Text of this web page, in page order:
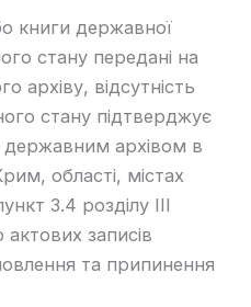
книги державної
стану передані на
архіву, відсутність
стану підтверджує
державним архівом в
області, містах
3.4 розділу ІІІ
записів
та припинення